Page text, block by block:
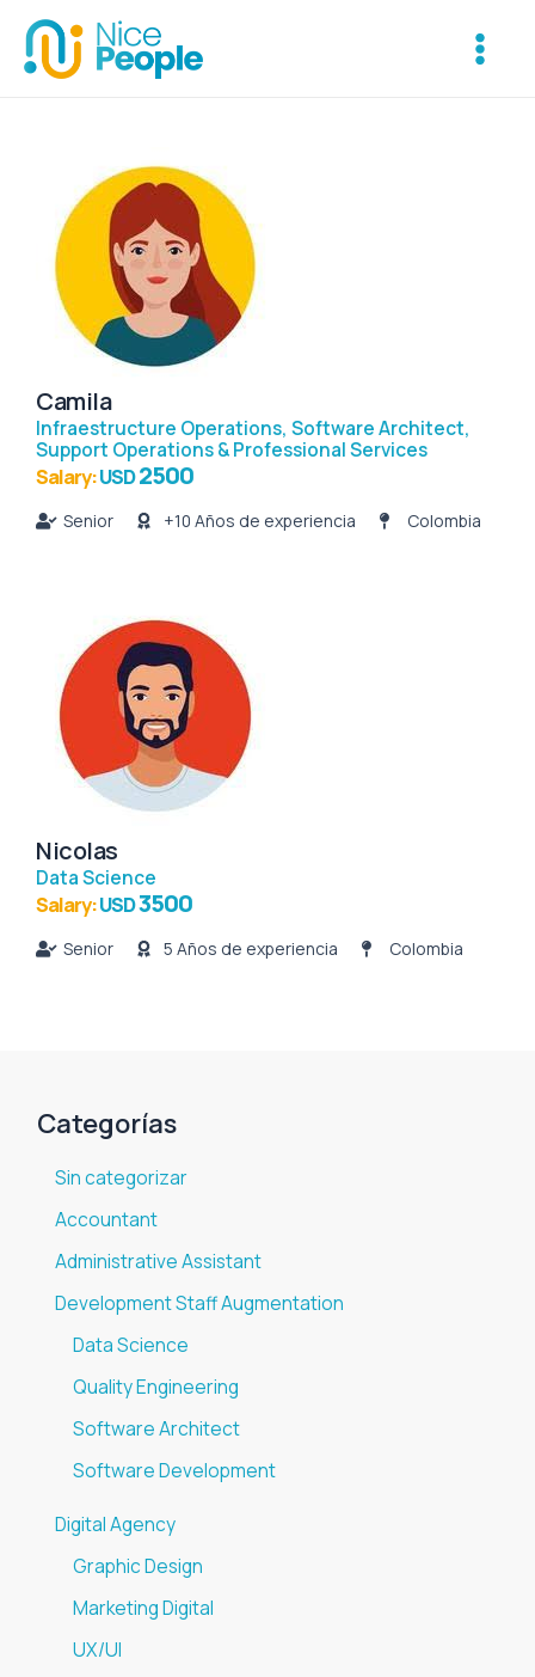
contenido
Menu
Categorías
Sin categorizar
Accountant
Administrative Assistant
Development Staff Augmentation
Data Science
Quality Engineering
Software Architect
Software Development
Digital Agency
Graphic Design
Marketing Digital
UX/UI
Camila
Infraestructure Operations, Software Architect,
Support Operations & Professional Services
Salary:USD2500
Senior +10 Años de experiencia Colombia
Nicolas
Data Science
Salary:USD3500
Senior 5 Años de experiencia Colombia